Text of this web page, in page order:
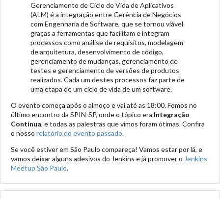
Gerenciamento de Ciclo de Vida de Aplicativos
(ALM) é a integração entre Gerência de Negócios
com Engenharia de Software, que se tornou viável
graças a ferramentas que facilitam e integram
processos como análise de requisitos, modelagem
de arquitetura, desenvolvimento de código,
gerenciamento de mudanças, gerenciamento de
testes e gerenciamento de versões de produtos
realizados. Cada um destes processos faz parte de
uma etapa de um ciclo de vida de um software.
O evento começa após o almoço e vai até as 18:00. Fomos no
último encontro da SPIN-SP, onde o tópico era Integração
Contínua, e todas as palestras que vimos foram ótimas. Confira
o nosso relatório do evento passado.
Se você estiver em São Paulo compareça! Vamos estar por lá, e
vamos deixar alguns adesivos do Jenkins e já promover o Jenkins
Meetup São Paulo.